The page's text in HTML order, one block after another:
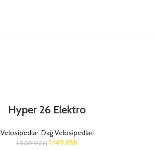
Hyper 26 Elektro
Velosipedlər, Dağ Velosipedləri
1,500.00₼ 1,149.97₼